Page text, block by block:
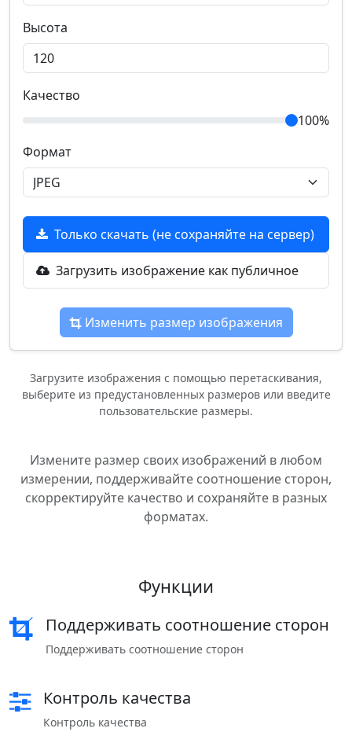
Высота
Качество
100%
Формат
Только скачать (не сохраняйте на сервер)
Загрузить изображение как публичное
Изменить размер изображения
Загрузите изображения с помощью перетаскивания,
выберите из предустановленных размеров или введите
пользовательские размеры.
Измените размер своих изображений в любом
измерении, поддерживайте соотношение сторон,
скорректируйте качество и сохраняйте в разных
форматах.
Функции
Поддерживать соотношение сторон
Поддерживать соотношение сторон
Контроль качества
Контроль качества